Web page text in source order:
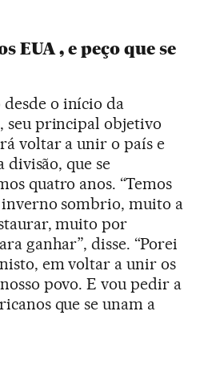
EUA , e peço que se
o início da
seu principal objetivo
voltar a unir o país e
divisão, que se
quatro anos. “Temos
sombrio, muito a
muito por
ganhar”, disse. “Porei
em voltar a unir os
povo. E vou pedir a
que se unam a